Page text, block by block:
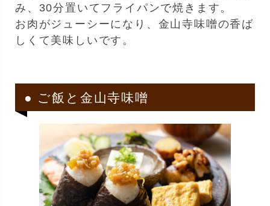
み、30分置いてフライパンで焼きます。
お肉がジューシーになり、金山寺味噌の香ば
しくて美味しいです。
● ご飯と金山寺味噌